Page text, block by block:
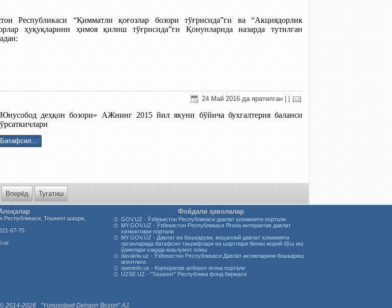
Республикаси “Қимматли қоғозлар бозори тўғрисида”ги ва “Акциядорлик
ҳуқуқларини ҳимоя қилиш тўғрисида”ги Қонунларида назарда тутилган
24 Май 2016 да яратилган
деҳқон бозори» АЖнинг 2015 йил якуни бўйича бухгалтерия баланси
Батафсил...
Вперёд Тугатиш
Республикаси, Тошкент шаҳри,
67-75
Фойдали ҳаволалар
GOV.UZ - Ўзбекистон Республикаси давлат ҳокимияти портали
MY.GOV.UZ - Ўзбекистон Республикаси Ягона интерактив давлат
хизматлари портали
MY.GOV.UZ - Давлат ва бошқаруви, маҳаллий давлат ҳокимияти
органларида батафсил таьрифлари ва шартлари билан жорий бўш иш
ўринлари хақида маьлумот олиш
davaktiv.uz - Ўзбекистон Республикаси Давлат активларини бошқариш
агентлиги
openinfo.uz - Корпоратив ахборот ягона портали
UZSE.UZ - "Тошкент" Республика фонд биржаси
2014-2026 "Yunusobod Dehqon Bozori" AJ.